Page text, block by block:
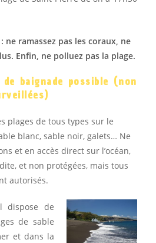
ne ramassez pas les coraux, ne
Enfin, ne polluez pas la plage.
baignade possible (non
plages de tous types sur le
blanc, sable noir, galets… Ne
et en accès direct sur l’océan,
et non protégées, mais tous
autorisés.
dispose de
de sable
et dans la